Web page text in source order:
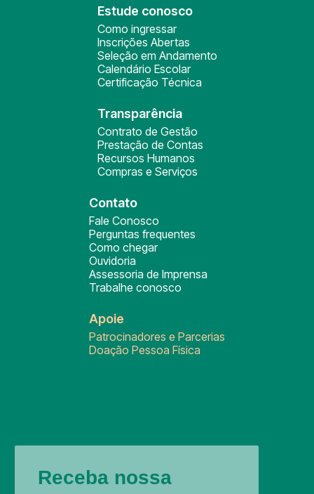
Estude conosco
Como ingressar
Inscrições Abertas
Seleção em Andamento
Calendário Escolar
Certificação Técnica
Transparência
Contrato de Gestão
Prestação de Contas
Recursos Humanos
Compras e Serviços
Contato
Fale Conosco
Perguntas frequentes
Como chegar
Ouvidoria
Assessoria de Imprensa
Trabalhe conosco
Apoie
Patrocinadores e Parcerias
Doação Pessoa Física